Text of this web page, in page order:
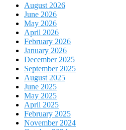
August 2026
June 2026
May 2026
April 2026
February 2026
January 2026
December 2025
September 2025
August 2025
June 2025
May 2025
April 2025
February 2025
November 2024